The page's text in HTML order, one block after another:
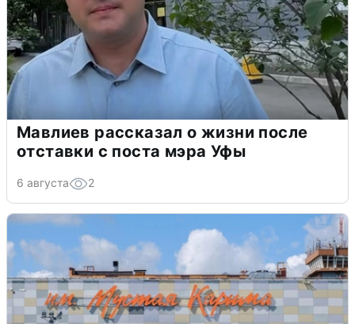
Мавлиев рассказал о жизни после
отставки с поста мэра Уфы
6 августа 2